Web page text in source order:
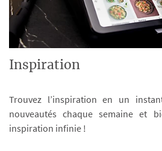
Inspiration
Trouvez l’inspiration en un
nouveautés chaque semaine et
inspiration infinie !